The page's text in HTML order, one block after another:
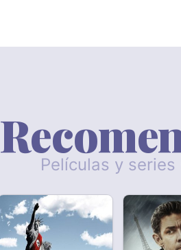
Películas y